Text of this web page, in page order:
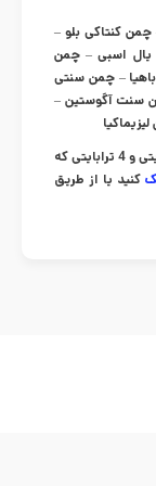
کنتاکی بلو –
اسبی – چمن
– چمن سنتی
سنت آگوستین –
برای آگاهی از آرشیو کامل آبجکت و تکسچر 2 ترا بایتی و 4 ترابایتی که
کنید یا از طریق